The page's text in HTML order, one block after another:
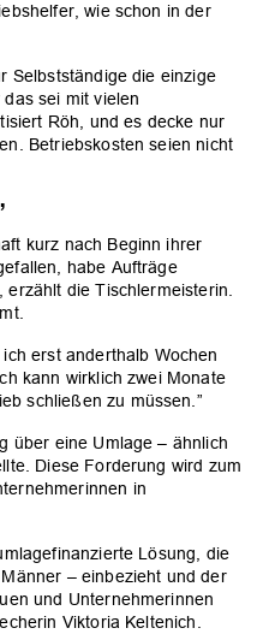
wie schon in der
Selbstständige die einzige
sei mit vielen
Röh, und es decke nur
Betriebskosten seien nicht
kurz nach Beginn ihrer
habe Aufträge
die Tischlermeisterin.
erst anderthalb Wochen
kann wirklich zwei Monate
schließen zu müssen.”
über eine Umlage – ähnlich
Diese Forderung wird zum
in
Lösung, die
– einbezieht und der
und Unternehmerinnen
Viktoria Keltenich.